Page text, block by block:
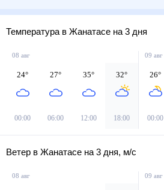
Температура в Жанатасе на 3 дня
08 авг
24°
00:00
27°
06:00
35°
12:00
32°
18:00
09 авг
26°
00:00
Ветер в Жанатасе на 3 дня, м/с
08 авг 09 авг